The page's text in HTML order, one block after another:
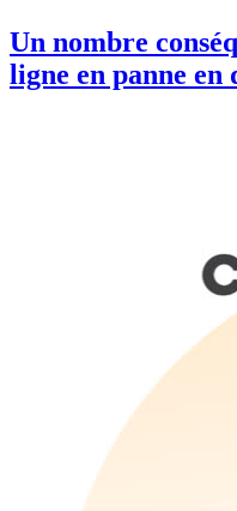
Un nombre
ligne en panne en